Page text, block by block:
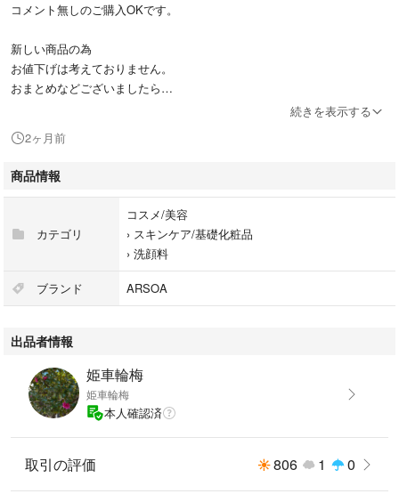
コメント無しのご購入OKです。
新しい商品の為
お値下げは考えておりません。
おまとめなどございましたら
続きを表示する
2ヶ月前
商品情報
カテゴリ
コスメ/美容
› スキンケア/基礎化粧品
› 洗顔料
ブランド ARSOA
出品者情報
姫車輪梅
姫車輪梅
本人確認済
取引の評価 806 1 0